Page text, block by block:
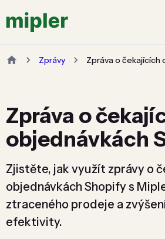
Zprávy Zpráva o čekajících
Zpráva o
objednávkách
Zjistěte, jak využít zprávy o
objednávkách Shopify s
ztraceného prodeje a
efektivity.